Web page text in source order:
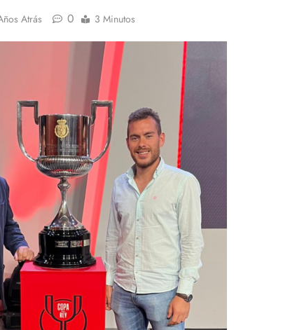
Atrás 0 3 Minutos